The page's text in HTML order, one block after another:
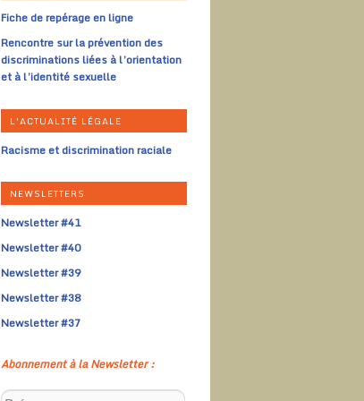
Fiche de repérage en ligne
Rencontre sur la prévention des
discriminations liées à l’orientation
et à l’identité sexuelle
L'ACTUALITÉ LÉGALE
Racisme et discrimination raciale
NEWSLETTERS
Newsletter #41
Newsletter #40
Newsletter #39
Newsletter #38
Newsletter #37
Abonnement à la Newsletter :